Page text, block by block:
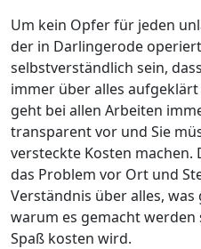
Um kein Opfer für jeden
der in Darlingerode
selbstverständlich sein,
immer über alles
geht bei allen Arbeiten
transparent vor und Sie
versteckte Kosten machen.
das Problem vor Ort und
Verständnis über alles,
warum es gemacht
Spaß kosten wird.